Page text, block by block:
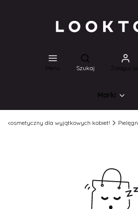
Menu
Otwórz
Szukaj Zaloguj
Marki
kosmetyczny dla wyjątkowych kobiet!